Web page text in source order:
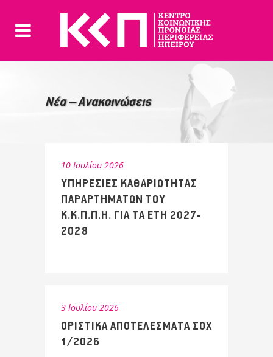
Νέα – Ανακοινώσεις
10 Ιουλίου 2026
ΥΠΗΡΕΣΙΕΣ ΚΑΘΑΡΙΟΤΗΤΑΣ
ΠΑΡΑΡΤΗΜΑΤΩΝ ΤΟΥ
Κ.Κ.Π.Π.Η. ΓΙΑ ΤΑ ΕΤΗ 2027-
2028
3 Ιουλίου 2026
ΟΡΙΣΤΙΚΑ ΑΠΟΤΕΛΕΣΜΑΤΑ ΣΟΧ
1/2026